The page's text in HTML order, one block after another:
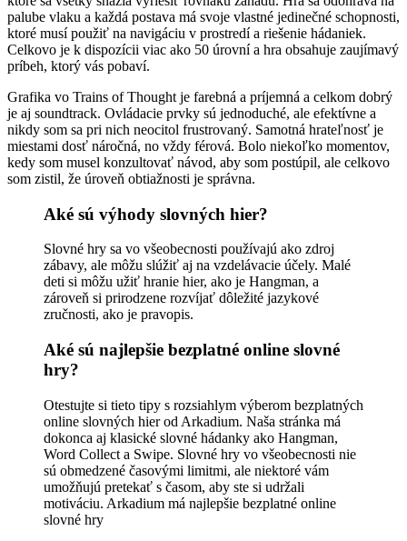
palube vlaku a každá postava má svoje vlastné jedinečné schopnosti,
ktoré musí použiť na navigáciu v prostredí a riešenie hádaniek.
Celkovo je k dispozícii viac ako 50 úrovní a hra obsahuje zaujímavý
príbeh, ktorý vás pobaví.
Grafika vo Trains of Thought je farebná a príjemná a celkom dobrý
je aj soundtrack. Ovládacie prvky sú jednoduché, ale efektívne a
nikdy som sa pri nich neocitol frustrovaný. Samotná hrateľnosť je
miestami dosť náročná, no vždy férová. Bolo niekoľko momentov,
kedy som musel konzultovať návod, aby som postúpil, ale celkovo
som zistil, že úroveň obtiažnosti je správna.
Aké sú výhody slovných hier?
Slovné hry sa vo všeobecnosti používajú ako zdroj
zábavy, ale môžu slúžiť aj na vzdelávacie účely. Malé
deti si môžu užiť hranie hier, ako je Hangman, a
zároveň si prirodzene rozvíjať dôležité jazykové
zručnosti, ako je pravopis.
Aké sú najlepšie bezplatné online slovné
hry?
Otestujte si tieto tipy s rozsiahlym výberom bezplatných
online slovných hier od Arkadium. Naša stránka má
dokonca aj klasické slovné hádanky ako Hangman,
Word Collect a Swipe. Slovné hry vo všeobecnosti nie
sú obmedzené časovými limitmi, ale niektoré vám
umožňujú pretekať s časom, aby ste si udržali
motiváciu. Arkadium má najlepšie bezplatné online
slovné hry